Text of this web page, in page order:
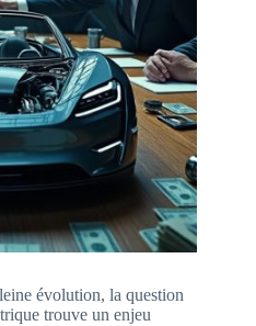
évolution, la question
trouve un enjeu